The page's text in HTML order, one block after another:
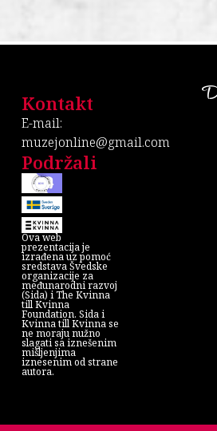
Kontakt
E-mail:
muzejonline@gmail.com
Podržali
Ova web
prezentacija je
izrađena uz pomoć
sredstava Švedske
organizacije za
međunarodni razvoj
(Sida) i The Kvinna
till Kvinna
Foundation. Sida i
Kvinna till Kvinna se
ne moraju nužno
slagati sa iznešenim
mišljenjima
iznesenim od strane
autora.